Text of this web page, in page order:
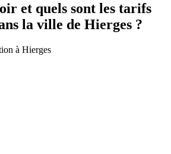
et quels sont les tarifs
la ville de Hierges ?
à Hierges